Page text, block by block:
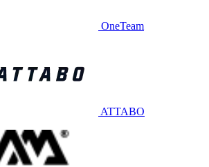
OneTeam
ATTABO